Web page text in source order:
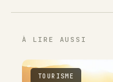
À LIRE AUSSI
TOURISME